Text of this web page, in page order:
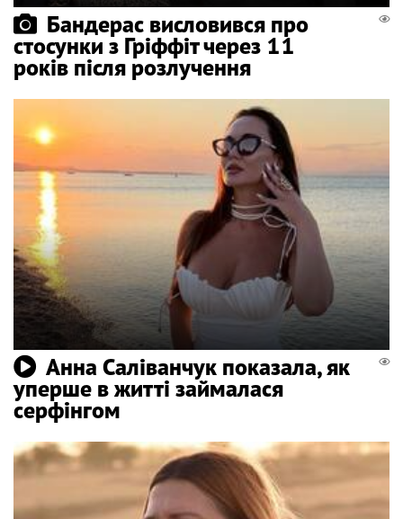
Бандерас висловився про
стосунки з Гріффіт через 11
років після розлучення
Анна Саліванчук показала, як
уперше в житті займалася
серфінгом